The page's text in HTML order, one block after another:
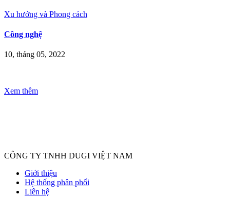
Xu hướng và Phong cách
Công nghệ
10, tháng 05, 2022
Xem thêm
CÔNG TY TNHH DUGI VIỆT NAM
Giới thiệu
Hệ thống phân phối
Liên hệ